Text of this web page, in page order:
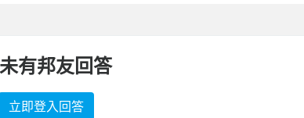
有邦友回答
立即登入回答